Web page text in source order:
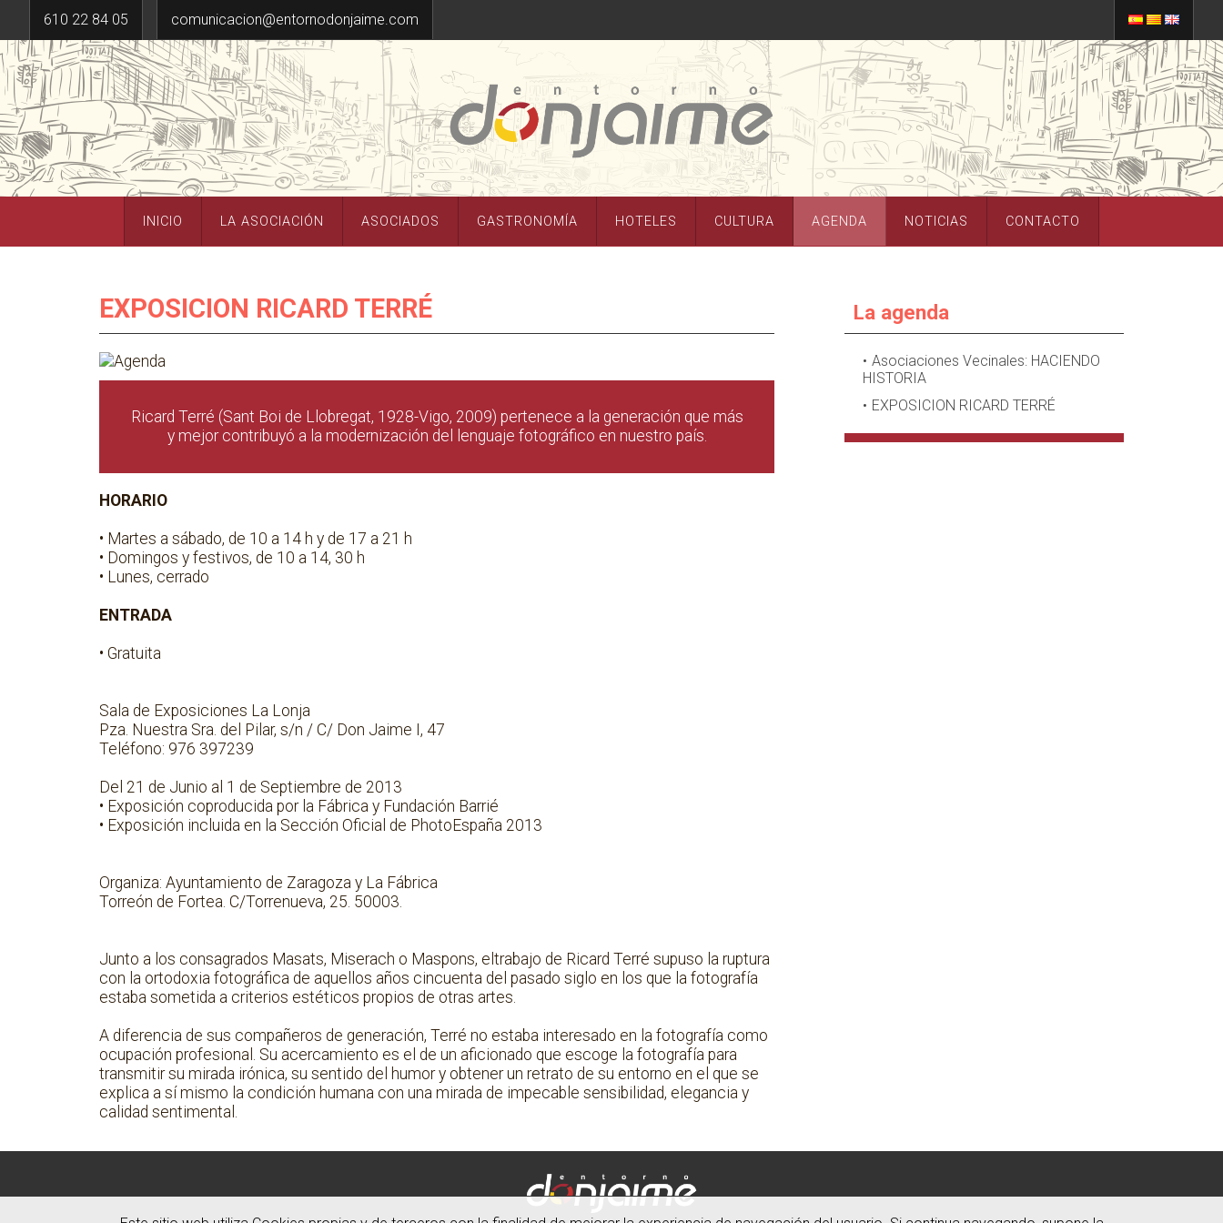
610 22 84 05 comunicacion@entornodonjaime.com
INICIO LA ASOCIACIÓN ASOCIADOS GASTRONOMÍA HOTELES CULTURA AGENDA NOTICIAS CONTACTO
EXPOSICION RICARD TERRÉ
Ricard Terré (Sant Boi de Llobregat, 1928-Vigo, 2009) pertenece a la generación que más
y mejor contribuyó a la modernización del lenguaje fotográfico en nuestro país.
HORARIO
• Martes a sábado, de 10 a 14 h y de 17 a 21 h
• Domingos y festivos, de 10 a 14, 30 h
• Lunes, cerrado
ENTRADA
• Gratuita
Sala de Exposiciones La Lonja
Pza. Nuestra Sra. del Pilar, s/n / C/ Don Jaime I, 47
Teléfono: 976 397239
Del 21 de Junio al 1 de Septiembre de 2013
• Exposición coproducida por la Fábrica y Fundación Barrié
• Exposición incluida en la Sección Oficial de PhotoEspaña 2013
Organiza: Ayuntamiento de Zaragoza y La Fábrica
Torreón de Fortea. C/Torrenueva, 25. 50003.
Junto a los consagrados Masats, Miserach o Maspons, eltrabajo de Ricard Terré supuso la ruptura
con la ortodoxia fotográfica de aquellos años cincuenta del pasado siglo en los que la fotografía
estaba sometida a criterios estéticos propios de otras artes.
A diferencia de sus compañeros de generación, Terré no estaba interesado en la fotografía como
ocupación profesional. Su acercamiento es el de un aficionado que escoge la fotografía para
transmitir su mirada irónica, su sentido del humor y obtener un retrato de su entorno en el que se
explica a sí mismo la condición humana con una mirada de impecable sensibilidad, elegancia y
calidad sentimental.
La agenda
Asociaciones Vecinales: HACIENDO
HISTORIA
EXPOSICION RICARD TERRÉ